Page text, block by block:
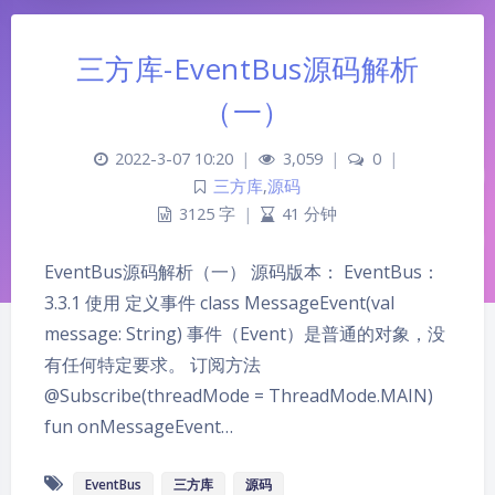
夜间模式
三方库-EventBus源码解析
（一）
2022-3-07 10:20 | 3,059 | 0
|
三方库,源码
3125 字 | 41 分钟
EventBus源码解析（一） 源码版本： EventBus：
3.3.1 使用 定义事件 class MessageEvent(val
message: String) 事件（Event）是普通的对象，没
有任何特定要求。 订阅方法
@Subscribe(threadMode = ThreadMode.MAIN)
fun onMessageEvent…
EventBus 三方库 源码